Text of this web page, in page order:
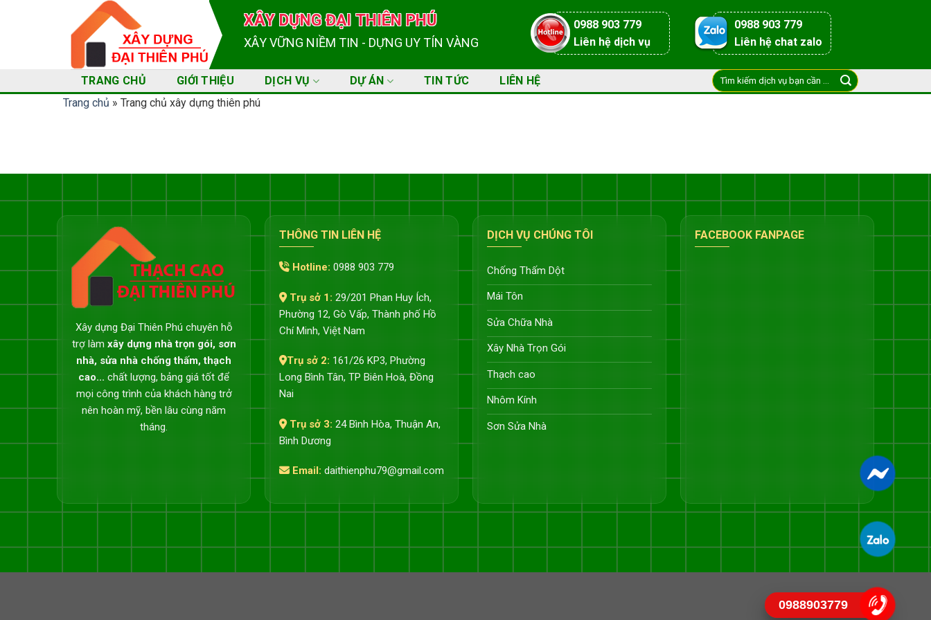
XÂY DỰNG ĐẠI THIÊN PHÚ
XÂY VỮNG NIỀM TIN - DỰNG UY TÍN VÀNG
0988 903 779
Liên hệ dịch vụ
0988 903 779
Liên hệ chat zalo
TRANG CHỦ GIỚI THIỆU DỊCH VỤ DỰ ÁN TIN TỨC
LIÊN HỆ
Trang chủ » Trang chủ xây dựng thiên phú
Xây dựng Đại Thiên Phú chuyên hỗ
trợ làm xây dựng nhà trọn gói, sơn
nhà, sửa nhà chống thấm, thạch
cao... chất lượng, bảng giá tốt để
mọi công trình của khách hàng trở
nên hoàn mỹ, bền lâu cùng năm
tháng.
THÔNG TIN LIÊN HỆ
Hotline: 0988 903 779
Trụ sở 1: 29/201 Phan Huy Ích,
Phường 12, Gò Vấp, Thành phố Hồ
Chí Minh, Việt Nam
Trụ sở 2: 161/26 KP3, Phường
Long Bình Tân, TP Biên Hoà, Đồng
Nai
Trụ sở 3: 24 Bình Hòa, Thuận An,
Bình Dương
Email: daithienphu79@gmail.com
DỊCH VỤ CHÚNG TÔI
Chống Thấm Dột
Mái Tôn
Sửa Chữa Nhà
Xây Nhà Trọn Gói
Thạch cao
Nhôm Kính
Sơn Sửa Nhà
FACEBOOK FANPAGE
0988903779